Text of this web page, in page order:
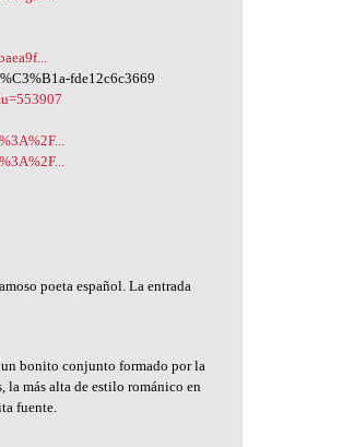
fde12c6c3669
poeta español. La entrada
un bonito conjunto formado por la
la más alta de estilo románico en
fuente.